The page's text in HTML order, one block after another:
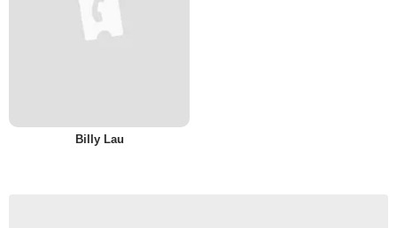
Billy Lau